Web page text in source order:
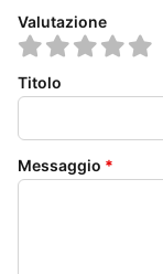
Valutazione
Titolo
Messaggio *